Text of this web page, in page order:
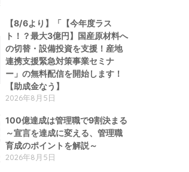
【8/6より】「【今年度ラス
ト！？最大3億円】国産原材料へ
の切替・設備投資を支援！産地
連携支援緊急対策事業セミナ
ー」の無料配信を開始します！
【助成金なう】
2026年8月5日
100億達成は管理職で9割決まる
～宣言を達成に変える、管理職
育成のポイントを解説～
2026年8月5日